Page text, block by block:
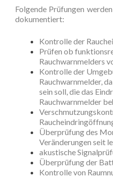
Folgende Prüfungen
dokumentiert:
Kontrolle der
Prüfen ob
Rauchwarnmelders
Kontrolle der
Rauchwarnmelder,
sein soll, die das
Rauchwarnmelder
Überprüfung des
Veränderungen seit
akustische
Überprüfung der
Kontrolle von